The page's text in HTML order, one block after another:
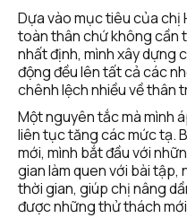
Dựa vào mục tiêu của chị
toàn thân chứ không cần
nhất định, mình xây dựng
động đều lên tất cả các
chênh lệch nhiều về thân
Một nguyên tắc mà mình
liên tục tăng các mức tạ.
mới, mình bắt đầu với
gian làm quen với bài
thời gian, giúp chị nâng
được những thử thách